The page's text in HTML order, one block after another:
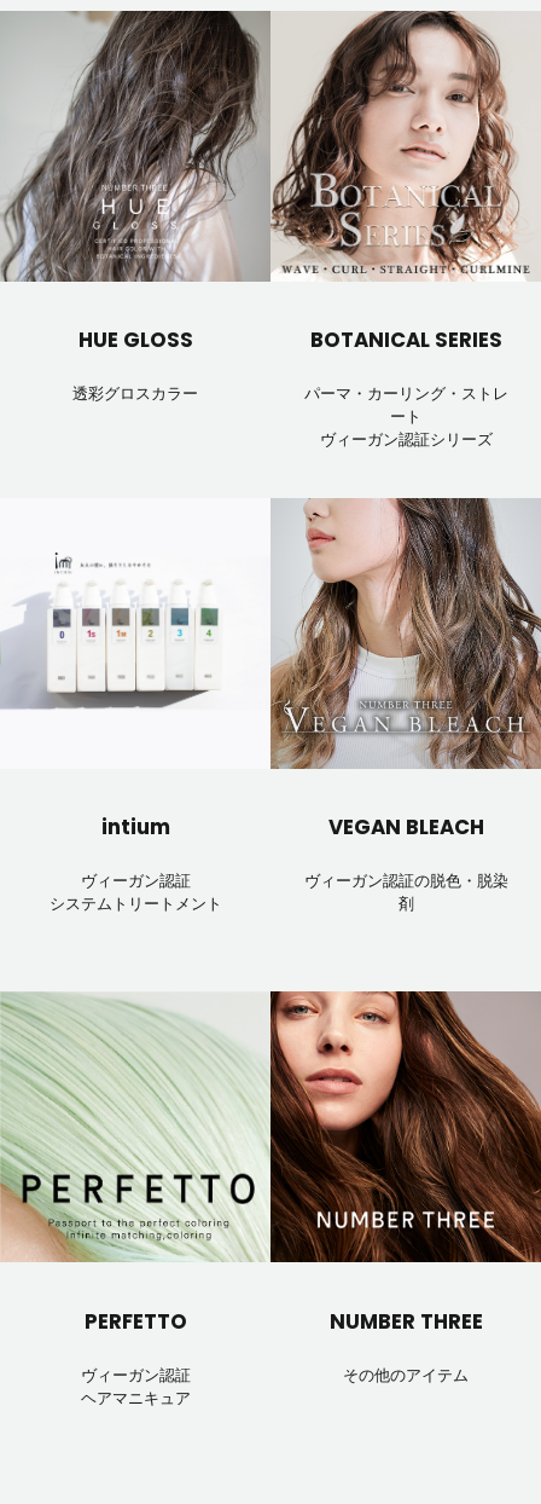
HUE GLOSS
透彩グロスカラー
BOTANICAL SERIES
パーマ・カーリング・ストレ
ート
ヴィーガン認証シリーズ
intium
ヴィーガン認証
システムトリートメント
VEGAN BLEACH
ヴィーガン認証の脱色・脱染
剤
PERFETTO
ヴィーガン認証
ヘアマニキュア
NUMBER THREE
その他のアイテム